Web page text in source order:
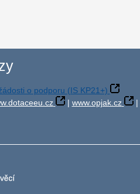
o podporu (IS KP21+)
| www.opjak.cz |